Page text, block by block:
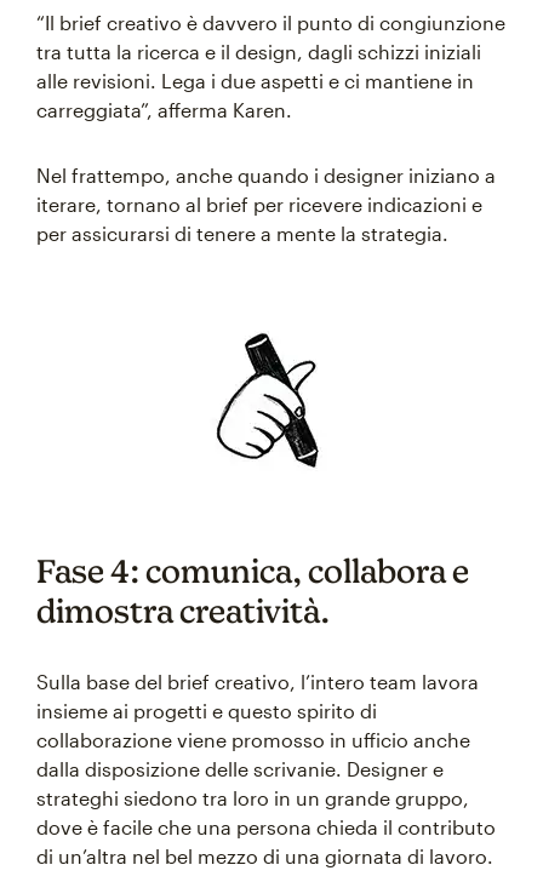
“Il brief creativo è davvero il punto di congiunzione
tra tutta la ricerca e il design, dagli schizzi iniziali
alle revisioni. Lega i due aspetti e ci mantiene in
carreggiata”, afferma Karen.
Nel frattempo, anche quando i designer iniziano a
iterare, tornano al brief per ricevere indicazioni e
per assicurarsi di tenere a mente la strategia.
Fase 4: comunica, collabora e
dimostra creatività.
Sulla base del brief creativo, l’intero team lavora
insieme ai progetti e questo spirito di
collaborazione viene promosso in ufficio anche
dalla disposizione delle scrivanie. Designer e
strateghi siedono tra loro in un grande gruppo,
dove è facile che una persona chieda il contributo
di un’altra nel bel mezzo di una giornata di lavoro.